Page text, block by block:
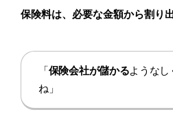
保険料は、必要な金額から割り
「保険会社が儲かるような
ね」